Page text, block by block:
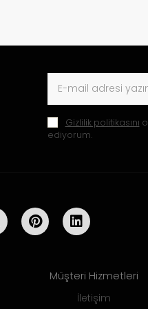
Gizlilik politikasını
ediyorum.
Müşteri Hizmetleri
İletişim